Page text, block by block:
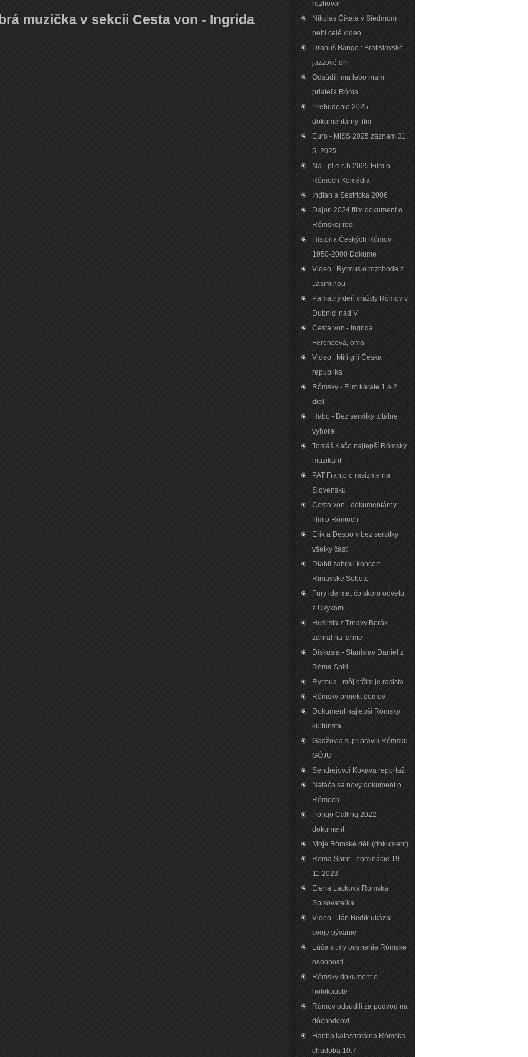
muzička v sekcii Cesta von - Ingrida
rozhovor
Nikolas Čikala v Siedmom
nebi celé video
Drahuš Bango : Bratislavské
jazzové dni
Odsúdili ma lebo mam
priateľa Róma
Prebudenie 2025
dokumentárny film
Euro - MISS 2025 záznam 31.
5. 2025
Na - pl e c h 2025 Film o
Rómoch Komédia
Indian a Sestricka 2006
Dajori 2024 film dokument o
Rómskej rodi
Historia Českých Rómov
1950-2000 Dokume
Video : Rytmus o rozchode z
Jasiminou
Pamätný deň vraždy Rómov v
Dubnici nad V
Cesta von - Ingrida
Ferencová‚ oma
Video : Miri gili Česka
republika
Rómsky - Film karate 1 a 2
diel
Habo - Bez servítky totálne
vyhorel
Tomáš Kačo najlepší Rómsky
muzikant
PAT Franto o rasizme na
Slovensku
Cesta von - dokumentárny
film o Rómoch
Erik a Despo v bez servítky
všetky časti
Diabli zahrali koncert
Rimavske Sobote
Fury ide mat čo skoro odvetu
z Usykom
Huslista z Trnavy Borák
zahral na farme
Diskusia - Stanislav Daniel z
Róma Spiri
Rytmus - môj otčim je rasista
Rómsky projekt domov
Dokument najlepší Rómsky
kulturista
Gadžovia si pripravili Rómsku
GÓJU
Sendrejovci Kokava reportaž
Natáča sa novy dokument o
Rómoch
Pongo Calling 2022
dokument
Moje Rómské děti (dokument)
Roma Spirit - nominácie 19
11 2023
Elena Lacková Rómska
Spisovateľka
Video - Ján Bedík ukázal
svoje bývanie
Lúče s tmy ocenenie Rómske
osobnosti
Rómsky dokument o
holokauste
Rómov odsúdili za podvod na
dôchodcovi
Hanba katastrofálna Rómska
chudoba 10.7